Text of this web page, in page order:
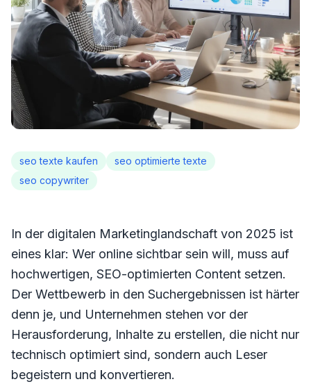
seo texte kaufen
seo optimierte texte
seo copywriter
In der digitalen Marketinglandschaft von 2025 ist
eines klar: Wer online sichtbar sein will, muss auf
hochwertigen, SEO-optimierten Content setzen.
Der Wettbewerb in den Suchergebnissen ist härter
denn je, und Unternehmen stehen vor der
Herausforderung, Inhalte zu erstellen, die nicht nur
technisch optimiert sind, sondern auch Leser
begeistern und konvertieren.